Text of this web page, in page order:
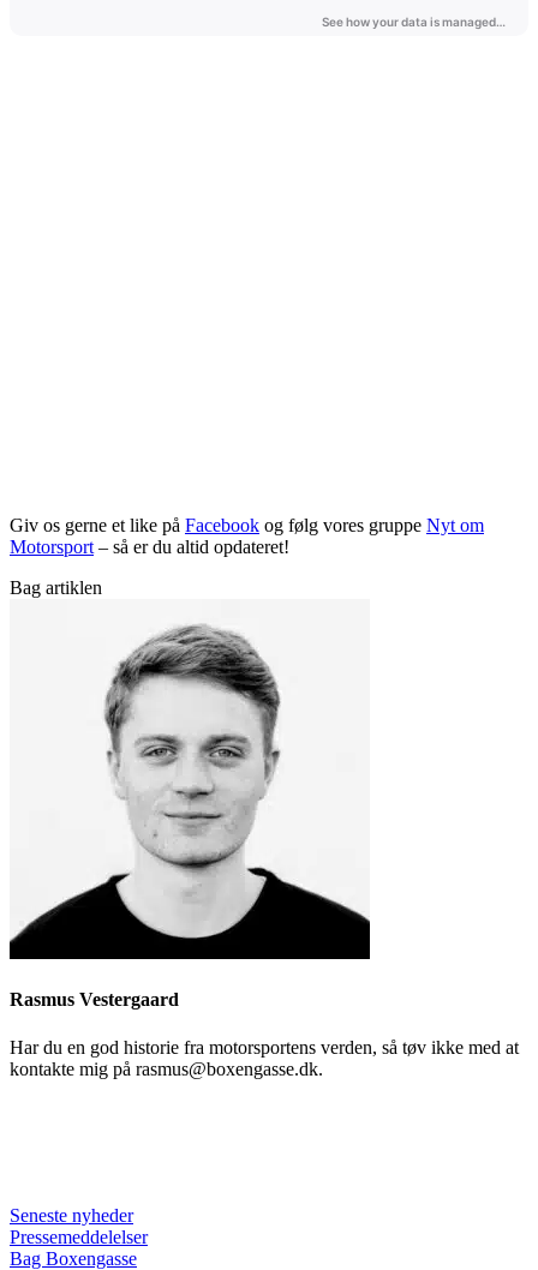
Giv os gerne et like på Facebook og følg vores gruppe Nyt om
Motorsport – så er du altid opdateret!
Bag artiklen
Rasmus Vestergaard
Har du en god historie fra motorsportens verden, så tøv ikke med at
kontakte mig på rasmus@boxengasse.dk.
Seneste nyheder
Pressemeddelelser
Bag Boxengasse